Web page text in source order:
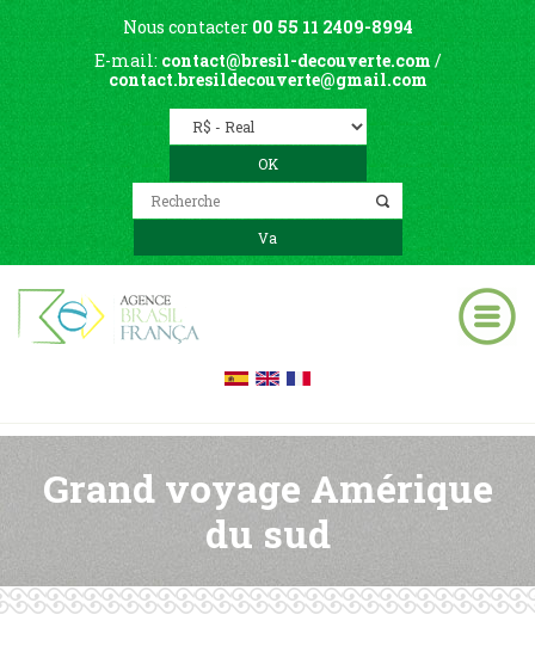
Nous contacter 00 55 11 2409-8994
E-mail: contact@bresil-decouverte.com /
contact.bresildecouverte@gmail.com
Grand voyage Amérique
du sud